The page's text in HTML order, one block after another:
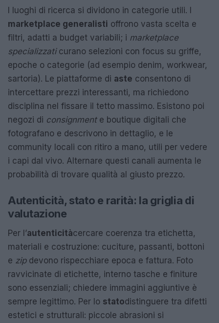
I luoghi di ricerca si dividono in categorie utili. I
marketplace generalisti offrono vasta scelta e
filtri, adatti a budget variabili; i marketplace
specializzaticurano selezioni con focus su griffe,
epoche o categorie (ad esempio denim, workwear,
sartoria). Le piattaforme di aste consentono di
intercettare prezzi interessanti, ma richiedono
disciplina nel fissare il tetto massimo. Esistono poi
negozi di consignmente boutique digitali che
fotografano e descrivono in dettaglio, e le
community locali con ritiro a mano, utili per vedere
i capi dal vivo. Alternare questi canali aumenta le
probabilità di trovare qualità al giusto prezzo.
Autenticità, stato e rarità: la griglia di
valutazione
Per l’autenticitàcercare coerenza tra etichetta,
materiali e costruzione: cuciture, passanti, bottoni
e zipdevono rispecchiare epoca e fattura. Foto
ravvicinate di etichette, interno tasche e finiture
sono essenziali; chiedere immagini aggiuntive è
sempre legittimo. Per lo statodistinguere tra difetti
estetici e strutturali: piccole abrasioni si